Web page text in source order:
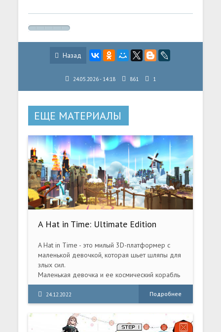
Назад
24.05.2026 - 14:18 861 1
ЕЩЕ МАТЕРИАЛЫ
A Hat in Time: Ultimate Edition
A Hat in Time - это милый 3D-платформер с
маленькой девочкой, которая шьет шляпы для
злых сил.
Маленькая девочка и ее космический корабль
В игре "Шляпа во времени" вы играете за
крошечную путешествующую по космосу
24.12.2022 Подробнее